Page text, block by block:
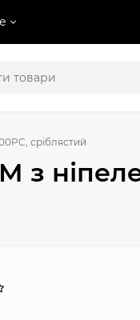
сріблястий
з